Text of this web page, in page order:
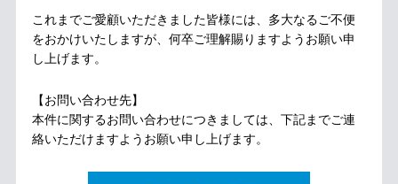
これまでご愛顧いただきました皆様には、多大なるご不便
をおかけいたしますが、何卒ご理解賜りますようお願い申
し上げます。
【お問い合わせ先】
本件に関するお問い合わせにつきましては、下記までご連
絡いただけますようお願い申し上げます。